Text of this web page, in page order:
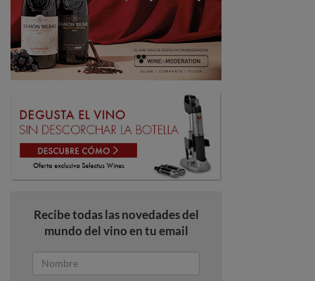
Recibe todas las novedades del
mundo del vino en tu email